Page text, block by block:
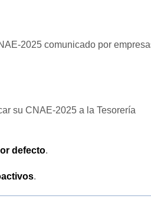
2025 comunicado por
su CNAE-2025 a la Tesorería
defecto.
.